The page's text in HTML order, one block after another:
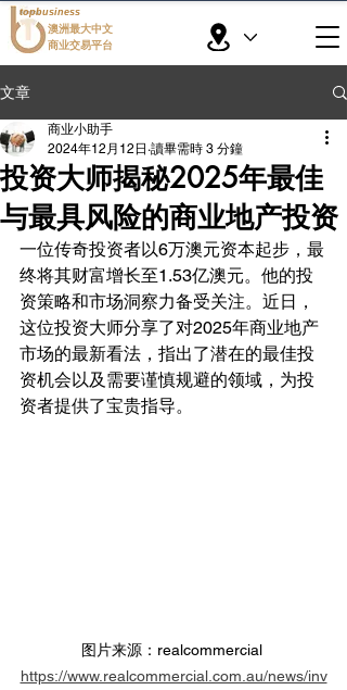
topbusiness
澳洲最大中文
商业交易平台
文章
投资大师揭秘2025年最佳
与最具风险的商业地产投资
商业小助手
2024年12月12日 讀畢需時 3 分鐘
一位传奇投资者以6万澳元资本起步，最
终将其财富增长至1.53亿澳元。他的投
资策略和市场洞察力备受关注。近日，
这位投资大师分享了对2025年商业地产
市场的最新看法，指出了潜在的最佳投
资机会以及需要谨慎规避的领域，为投
资者提供了宝贵指导。
图片来源：realcommercial
https://www.realcommercial.com.au/news/inv